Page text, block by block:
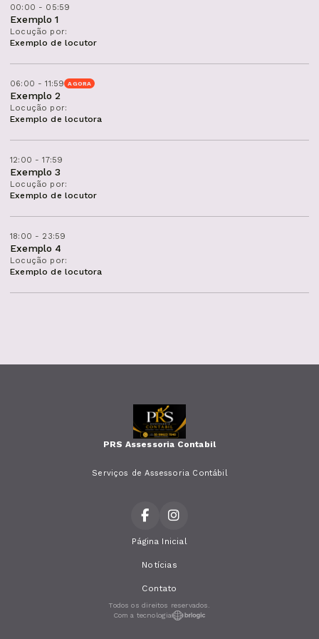
00:00 - 05:59
Exemplo 1
Locução por:
Exemplo de locutor
06:00 - 11:59 AGORA
Exemplo 2
Locução por:
Exemplo de locutora
12:00 - 17:59
Exemplo 3
Locução por:
Exemplo de locutor
18:00 - 23:59
Exemplo 4
Locução por:
Exemplo de locutora
PRS Assessoria Contabil
Serviços de Assessoria Contábil
Página Inicial
Notícias
Contato
Todos os direitos reservados.
Com a tecnologia